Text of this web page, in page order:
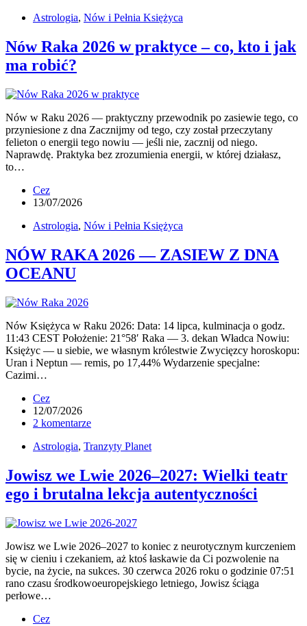
Astrologia, Nów i Pełnia Księżyca
Nów Raka 2026 w praktyce – co, kto i jak
ma robić?
Nów w Raku 2026 — praktyczny przewodnik po zasiewie tego, co
przyniesione z dna Zacznijmy od tego, czy został przeczytany
felieton o energii tego nowiu — jeśli nie, zacznij od niego.
Naprawdę. Praktyka bez zrozumienia energii, w której działasz,
to…
Cez
13/07/2026
Astrologia, Nów i Pełnia Księżyca
NÓW RAKA 2026 — ZASIEW Z DNA
OCEANU
Nów Księżyca w Raku 2026: Data: 14 lipca, kulminacja o godz.
11:43 CEST Położenie: 21°58′ Raka — 3. dekan Władca Nowiu:
Księżyc — u siebie, we własnym królestwie Zwycięzcy horoskopu:
Uran i Neptun — remis, po 17,44% Wydarzenie specjalne:
Cazimi…
Cez
12/07/2026
2 komentarze
Astrologia, Tranzyty Planet
Jowisz we Lwie 2026–2027: Wielki teatr
ego i brutalna lekcja autentyczności
Jowisz we Lwie 2026–2027 to koniec z neurotycznym kurczeniem
się w cieniu i czekaniem, aż ktoś łaskawie da Ci pozwolenie na
bycie, na życie, na sukces. 30 czerwca 2026 roku o godzinie 07:51
rano czasu środkowoeuropejskiego letniego, Jowisz ściąga
perłowe…
Cez